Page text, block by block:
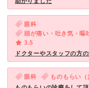
眼科
3.5
ドクターやスタッフの方
眼科 ものもらい（